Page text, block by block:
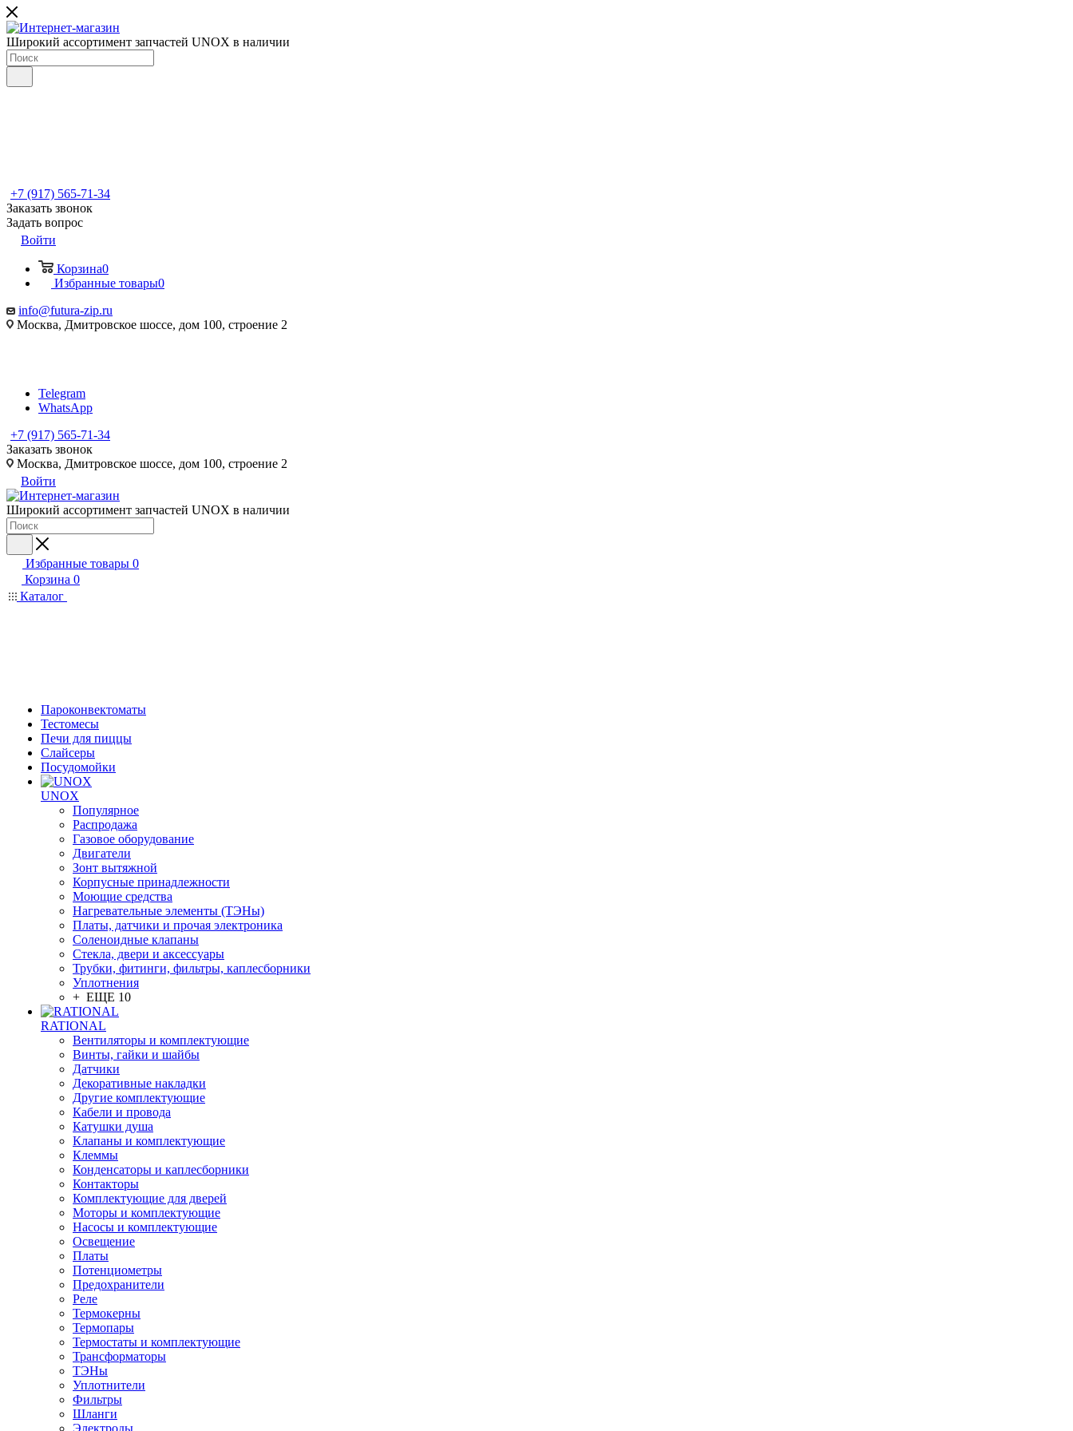
Широкий ассортимент запчастей UNOX в наличии
+7 (917) 565-71-34
Заказать звонок
Задать вопрос
Войти
Корзина0
Избранные товары0
info@futura-zip.ru
Москва, Дмитровское шоссе, дом 100, строение 2
Telegram
WhatsApp
+7 (917) 565-71-34
Заказать звонок
Москва, Дмитровское шоссе, дом 100, строение 2
Войти
Широкий ассортимент запчастей UNOX в наличии
Избранные товары 0
Корзина 0
Каталог
Пароконвектоматы
Тестомесы
Печи для пиццы
Слайсеры
Посудомойки
UNOX
Популярное
Распродажа
Газовое оборудование
Двигатели
Зонт вытяжной
Корпусные принадлежности
Моющие средства
Нагревательные элементы (ТЭНы)
Платы, датчики и прочая электроника
Соленоидные клапаны
Стекла, двери и аксессуары
Трубки, фитинги, фильтры, каплесборники
Уплотнения
+ ЕЩЕ 10
RATIONAL
Вентиляторы и комплектующие
Винты, гайки и шайбы
Датчики
Декоративные накладки
Другие комплектующие
Кабели и провода
Катушки душа
Клапаны и комплектующие
Клеммы
Конденсаторы и каплесборники
Контакторы
Комплектующие для дверей
Моторы и комплектующие
Насосы и комплектующие
Освещение
Платы
Потенциометры
Предохранители
Реле
Термокерны
Термопары
Термостаты и комплектующие
Трансформаторы
ТЭНы
Уплотнители
Фильтры
Шланги
Электроды